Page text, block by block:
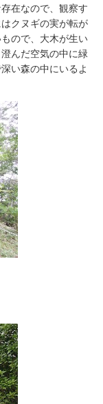
在なので、観察す
クヌギの実が転が
ので、大木が生い
んだ空気の中に緑
い森の中にいるよ